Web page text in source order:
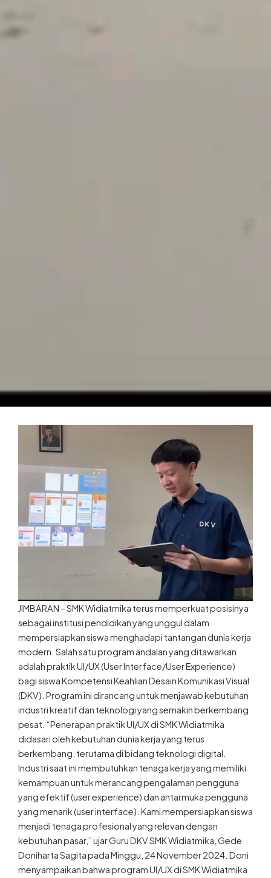
JIMBARAN – SMK Widiatmika terus memperkuat posisinya
sebagai institusi pendidikan yang unggul dalam
mempersiapkan siswa menghadapi tantangan dunia kerja
modern. Salah satu program andalan yang ditawarkan
adalah praktik UI/UX (User Interface/User Experience)
bagi siswa Kompetensi Keahlian Desain Komunikasi Visual
(DKV). Program ini dirancang untuk menjawab kebutuhan
industri kreatif dan teknologi yang semakin berkembang
pesat. “Penerapan praktik UI/UX di SMK Widiatmika
didasari oleh kebutuhan dunia kerja yang terus
berkembang, terutama di bidang teknologi digital.
Industri saat ini membutuhkan tenaga kerja yang memiliki
kemampuan untuk merancang pengalaman pengguna
yang efektif (user experience) dan antarmuka pengguna
yang menarik (user interface). Kami mempersiapkan siswa
menjadi tenaga profesional yang relevan dengan
kebutuhan pasar,” ujar Guru DKV SMK Widiatmika, Gede
Doniharta Sagita pada Minggu, 24 November 2024. Doni
menyampaikan bahwa program UI/UX di SMK Widiatmika